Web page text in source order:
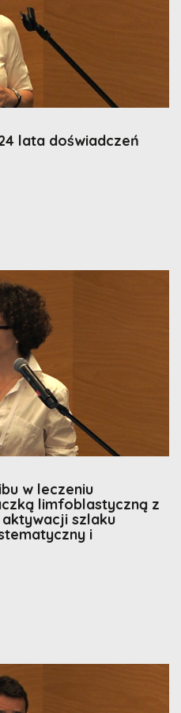
lata doświadczeń
w leczeniu
limfoblastyczną z
szlaku
i